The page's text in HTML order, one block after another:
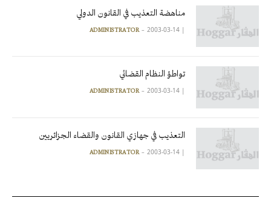
مناهضة التعذيب في القانون الدولي
|
ADMINISTRATOR 2003-03-14
تواطؤ النظام القضائي
|
ADMINISTRATOR 2003-03-14
التعذيب في جهازي القانون والقضاء الجزائريين
|
ADMINISTRATOR 2003-03-14